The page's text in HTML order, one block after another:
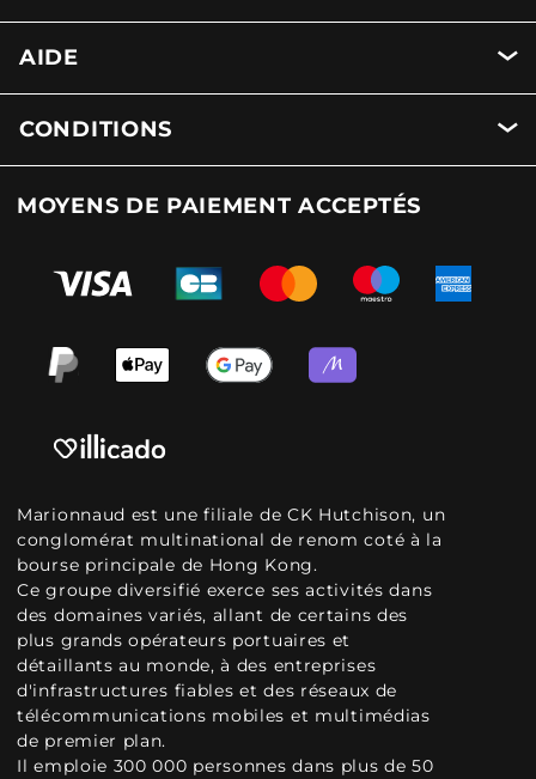
AIDE
CONDITIONS
MOYENS DE PAIEMENT ACCEPTÉS
Marionnaud est une filiale de CK Hutchison, un
conglomérat multinational de renom coté à la
bourse principale de Hong Kong.
Ce groupe diversifié exerce ses activités dans
des domaines variés, allant de certains des
plus grands opérateurs portuaires et
détaillants au monde, à des entreprises
d'infrastructures fiables et des réseaux de
télécommunications mobiles et multimédias
de premier plan.
Il emploie 300 000 personnes dans plus de 50